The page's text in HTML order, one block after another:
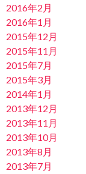
2016年2月
2016年1月
2015年12月
2015年11月
2015年7月
2015年3月
2014年1月
2013年12月
2013年11月
2013年10月
2013年8月
2013年7月